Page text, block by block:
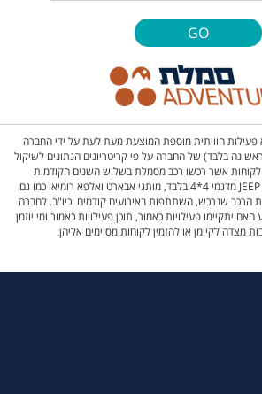
GO
פעילות חוויתית מוספת המוצעת מעת לעת על ידי החברה
בלבד) של החברה על פי קריטריונים הנתונים לשיקול
אשר רכשו רכב מסמלת בשלוש השנים הקודמות
לפעילות, ממותגי JEEP SUBARU מדגמי 4*4 בלבד, מותגי אבארט ואלפא רומיאו כמו גם
הרכב שנרכש, השתתפות באירועים קודמים וכיו"ב. לחברה
יתקיימו פעילויות כאמור, תוכן פעילויות כאמור ומי יוזמן
מצדה לקיימן או להזמין לקוחות מסוימים אליהן.